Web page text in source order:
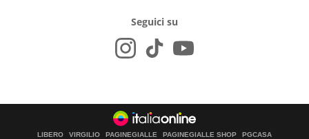
Seguici su
LIBERO VIRGILIO PAGINEGIALLE PAGINEGIALLE SHOP PGCASA